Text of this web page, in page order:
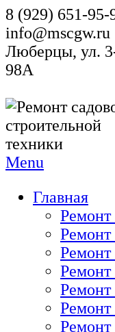
8 (929) 651-95-
info@mscgw.ru
Люберцы, ул.
98А
Menu
Главная
Ремонт
Ремонт
Ремонт
Ремонт
Ремонт
Ремонт
Ремонт